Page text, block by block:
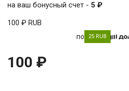
на ваш бонусный счет - 5 ₽
100 ₽ RUB
по 25 RUB
100 ₽